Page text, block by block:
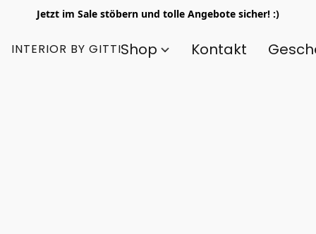
Jetzt im Sale stöbern und tolle Angebote sicher! :)
INTERIOR BY GITTIShop Kontakt